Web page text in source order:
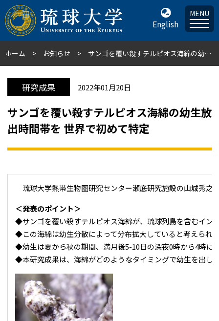
English
MENU
ホーム お知らせ サンゴを覆い殺すテルピオス海綿の幼生放出時間帯を 世界で初めて特定
研究成果 2022年01月20日
サンゴを覆い殺すテルピオス海綿の幼生放
出時間帯を 世界で初めて特定
琉球大学熱帯生物圏研究センター瀬底研究施設の山城秀之
＜発表のポイント＞
◆サンゴを覆い殺すテルピオス海綿が、琉球列島を含むイン
◆この海綿は幼生分散によって分布拡大していると考えられ
◆幼生は夏から秋の期間、満月後5-10日の深夜0時から4時に
◆本研究成果は、海綿がどのようなタイミングで幼生を出し